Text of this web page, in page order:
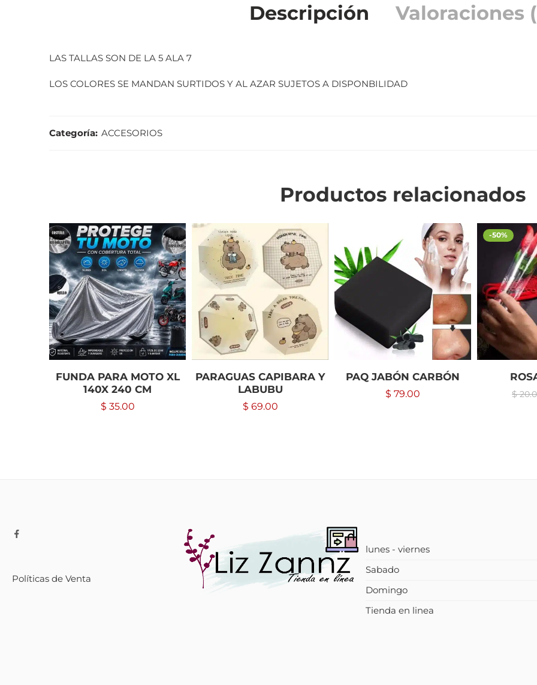
Descripción Valoraciones
LAS TALLAS SON DE LA 5 ALA 7
LOS COLORES SE MANDAN SURTIDOS Y AL AZAR SUJETOS A DISPONBILIDAD
Categoría: ACCESORIOS
Productos relacionados
FUNDA PARA MOTO XL
140X 240 CM
$ 35.00
PARAGUAS CAPIBARA Y
LABUBU
$ 69.00
PAQ JABÓN CARBÓN
$ 79.00
-50%
$
Políticas de Venta
lunes - viernes
Sabado
Domingo
Tienda en linea